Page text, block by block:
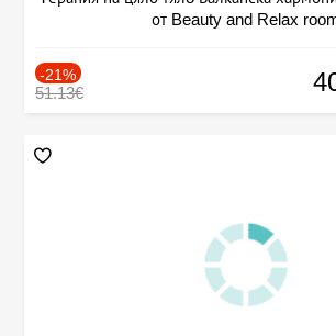
от Beauty and Relax
-21%
51.13€